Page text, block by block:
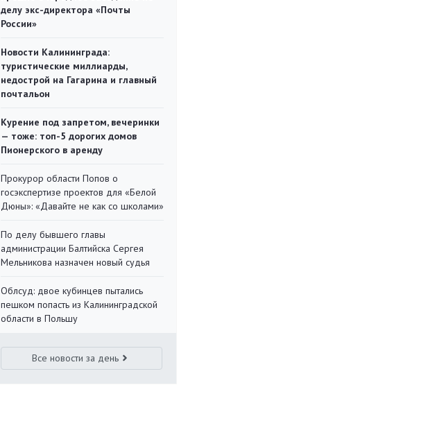
делу экс-директора «Почты
России»
Новости Калининграда:
туристические миллиарды,
недострой на Гагарина и главный
почтальон
Курение под запретом, вечеринки
— тоже: топ-5 дорогих домов
Пионерского в аренду
Прокурор области Попов о
госэкспертизе проектов для «Белой
Дюны»: «Давайте не как со школами»
По делу бывшего главы
администрации Балтийска Сергея
Мельникова назначен новый судья
Облсуд: двое кубинцев пытались
пешком попасть из Калининградской
области в Польшу
Все новости за день